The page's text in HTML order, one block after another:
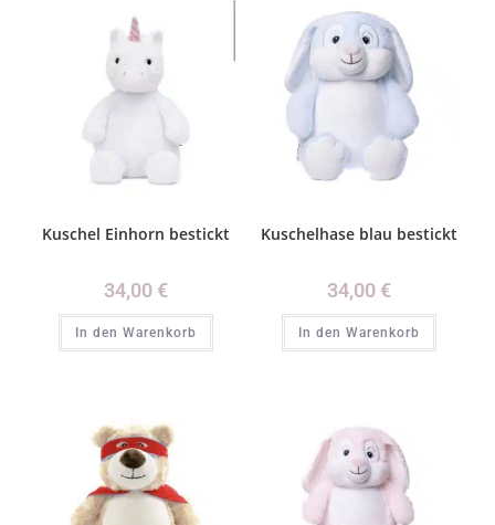
Kuschel Einhorn bestickt
34,00 €
In den Warenkorb
Kuschelhase blau bestickt
34,00 €
In den Warenkorb